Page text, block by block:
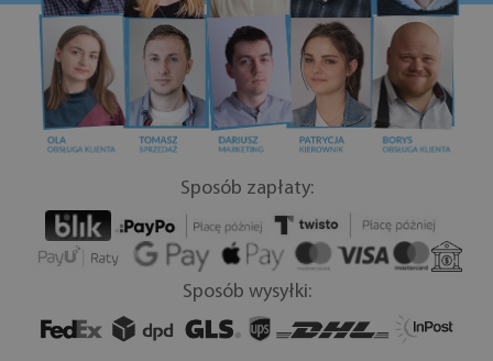
Sposób zapłaty:
Sposób wysyłki: